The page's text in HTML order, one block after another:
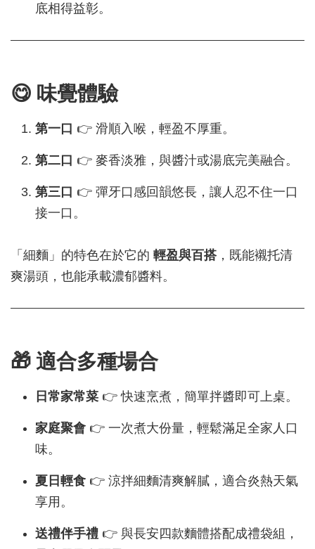
底相得益彰。
😋 味覺體驗
第一口 👉 滑順入喉，輕盈不厚重。
第二口 👉 麥香淡雅，與醬汁或湯底完美融合。
第三口 👉 彈牙口感回韻悠長，讓人忍不住一口
接一口。
「細麵」的特色在於它的 輕盈與百搭，既能襯托清
爽湯頭，也能承載濃郁醬料。
🎁 適合多種場合
日常家常菜 👉 快速烹煮，簡單拌醬即可上桌。
家庭聚會 👉 一次煮大份量，輕鬆滿足全家人口
味。
夏日輕食 👉 涼拌細麵清爽解膩，適合炎熱天氣
享用。
送禮伴手禮 👉 與長安四款麵體搭配成禮袋組，